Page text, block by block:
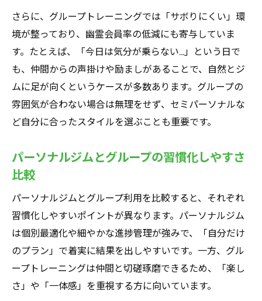
さらに、グループトレーニングでは「サボりにくい」環
境が整っており、幽霊会員率の低減にも寄与していま
す。たとえば、「今日は気分が乗らない…」という日で
も、仲間からの声掛けや励ましがあることで、自然とジ
ムに足が向くというケースが多数あります。グループの
雰囲気が合わない場合は無理をせず、セミパーソナルな
ど自分に合ったスタイルを選ぶことも重要です。
パーソナルジムとグループの習慣化しやすさ
比較
パーソナルジムとグループ利用を比較すると、それぞれ
習慣化しやすいポイントが異なります。パーソナルジム
は個別最適化や細やかな進捗管理が強みで、「自分だけ
のプラン」で着実に結果を出しやすいです。一方、グル
ープトレーニングは仲間と切磋琢磨できるため、「楽し
さ」や「一体感」を重視する方に向いています。